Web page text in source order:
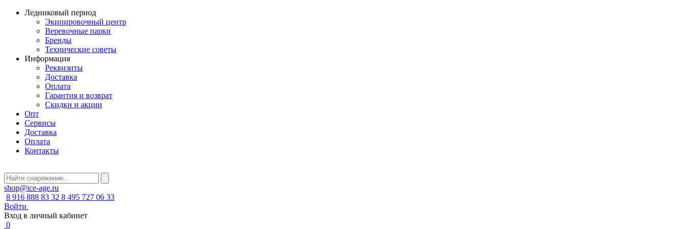
Ледниковый период
Экипировочный центр
Веревочные парки
Бренды
Технические советы
Информация
Реквизиты
Доставка
Оплата
Гарантия и возврат
Скидки и акции
Опт
Сервисы
Доставка
Оплата
Контакты
shop@ice-age.ru
8 916 888 83 32 8 495 727 06 33
Войти
Вход в личный кабинет
0